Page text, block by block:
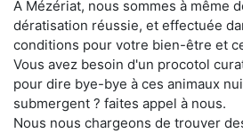
À Mézériat, nous sommes à même
dératisation réussie, et effectuée
conditions pour votre bien-être et
Vous avez besoin d'un procotol
pour dire bye-bye à ces animaux
submergent ? faites appel à nous.
Nous nous chargeons de trouver